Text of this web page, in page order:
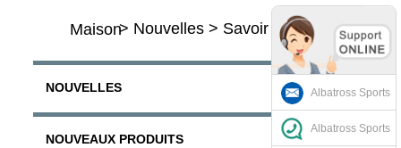
Maison> Nouvelles > Savoir comment
NOUVELLES
NOUVEAUX PRODUITS
Albatross Sports
Albatross Sports